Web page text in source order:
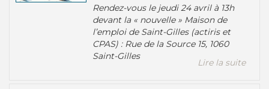
Rendez-vous le jeudi 24 avril à 13h
devant la « nouvelle » Maison de
l’emploi de Saint-Gilles (actiris et
CPAS) : Rue de la Source 15, 1060
Saint-Gilles
Lire la suite